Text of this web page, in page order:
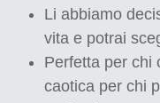
Li abbiamo
vita e potrai
Perfetta per chi
caotica per chi